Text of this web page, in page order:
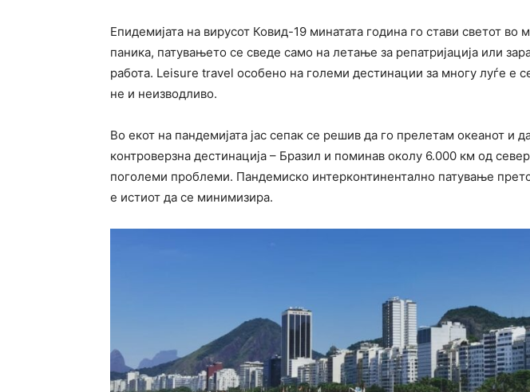
Епидемијата на вирусот Ковид-19 минатата година го стави светот во
паника, патувањето се сведе само на летање за репатријација или
работа. Leisure travel особено на големи дестинации за многу луѓе е
не и неизводливо.
Во екот на пандемијата јас сепак се решив да го прелетам океанот и
контроверзна дестинација – Бразил и поминав околу 6.000 км од север
поголеми проблеми. Пандемиско интерконтинентално патување
е истиот да се минимизира.